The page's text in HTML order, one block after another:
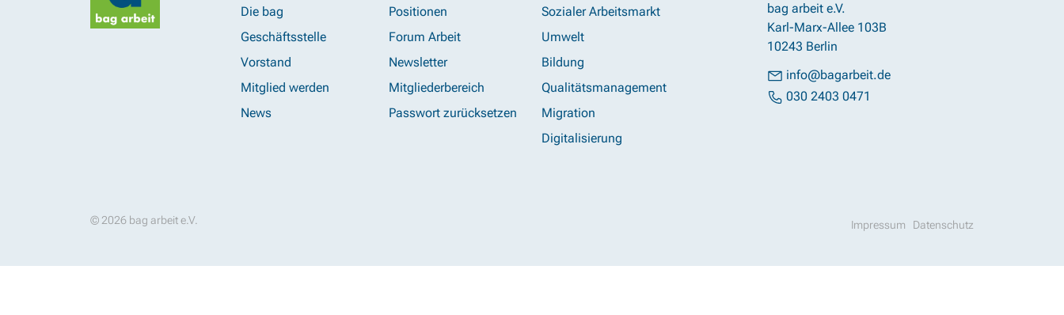
Die bag
Geschäftsstelle
Vorstand
Mitglied werden
News
Positionen
Forum Arbeit
Newsletter
Mitgliederbereich
Passwort zurücksetzen
Sozialer Arbeitsmarkt
Umwelt
Bildung
Qualitätsmanagement
Migration
Digitalisierung
bag arbeit e.V.
Karl-Marx-Allee 103B
10243 Berlin
info@bagarbeit.de
030 2403 0471
© 2026 bag arbeit e.V. Impressum Datenschutz